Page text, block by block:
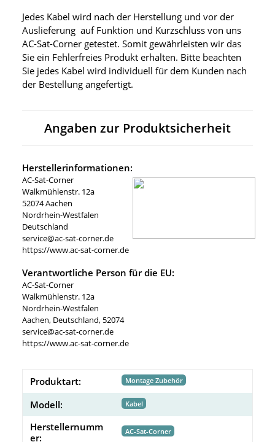
Jedes Kabel wird nach der Herstellung und vor der
Auslieferung auf Funktion und Kurzschluss von uns
AC-Sat-Corner getestet. Somit gewährleisten wir das
Sie ein Fehlerfreies Produkt erhalten. Bitte beachten
Sie jedes Kabel wird individuell für dem Kunden nach
der Bestellung angefertigt.
Angaben zur Produktsicherheit
Herstellerinformationen:
AC-Sat-Corner
Walkmühlenstr. 12a
52074 Aachen
Nordrhein-Westfalen
Deutschland
service@ac-sat-corner.de
https://www.ac-sat-corner.de
Verantwortliche Person für die EU:
AC-Sat-Corner
Walkmühlenstr. 12a
Nordrhein-Westfalen
Aachen, Deutschland, 52074
service@ac-sat-corner.de
https://www.ac-sat-corner.de
Produktart: Montage Zubehör
Modell: Kabel
Herstellernumm
er:
AC-Sat-Corner